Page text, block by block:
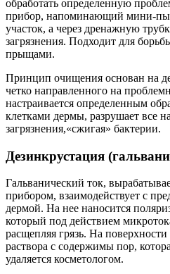
обработать определенную
прибор, напоминающий мини-
участок, а через дренажную
загрязнения. Подходит для
прыщами.
Принцип очищения основан на
четко направленного на
настраивается определенным
клетками дермы, разрушает все
загрязнения,«сжигая» бактерии.
Дезинкрустация
Гальванический ток,
прибором, взаимодействует с
дермой. На нее наносится
который под действием
расщепляя грязь. На
раствора с содержимы пор,
удаляется косметологом.